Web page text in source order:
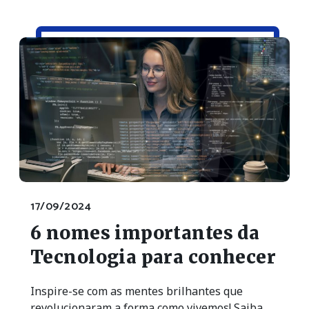
17/09/2024
6 nomes importantes da
Tecnologia para conhecer
Inspire-se com as mentes brilhantes que